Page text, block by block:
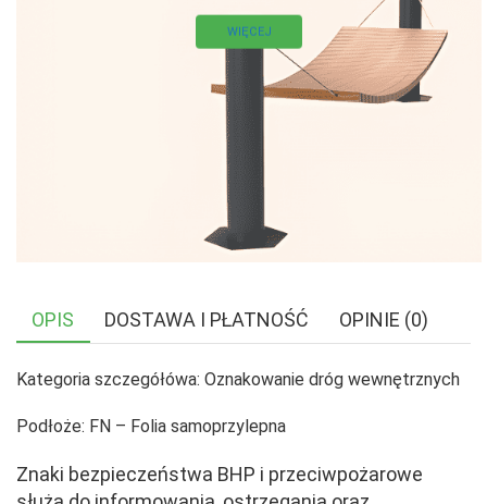
WIĘCEJ
OPIS DOSTAWA I PŁATNOŚĆ OPINIE (0)
Kategoria szczegółówa: Oznakowanie dróg wewnętrznych
Podłoże: FN – Folia samoprzylepna
Znaki bezpieczeństwa BHP i przeciwpożarowe